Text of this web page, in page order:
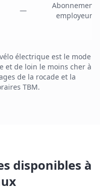
—
Abonnement
employeur
électrique est le mode
et de loin le moins cher à
de la rocade et la
TBM.
disponibles à